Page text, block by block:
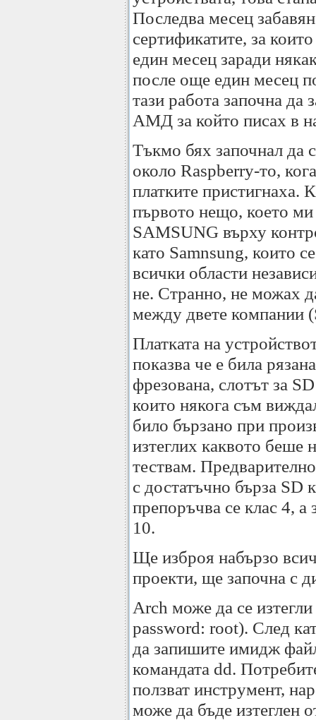
Последва месец
сертификатите, за
един месец заради
после още един месец
тази работа започна да
АМД за който писах в
Тъкмо бях започнал да
около Raspberry-то,
платките пристигнаха.
първото нещо, което
SAMSUNG върху
като Samnsung, които
всички области
не. Странно, не можах
между двете компании
Платката на
показва че е била
фрезована, слотът за
които някога съм
било бързано при
изтеглих каквото беше
тествам.
с достатъчно бърза SD
препоръчва се клас 4, а
10.
Ще изброя набързо
проекти, ще започна с
Arch може да се
password: root). След
да запишите имидж
командата dd.
ползват инструмент,
може да бъде изтеглен